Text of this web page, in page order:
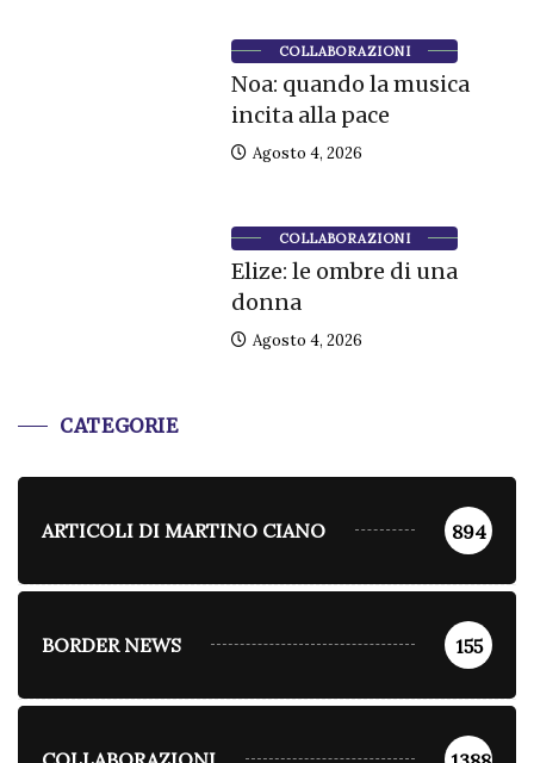
COLLABORAZIONI
Noa: quando la musica
incita alla pace
Agosto 4, 2026
COLLABORAZIONI
Elize: le ombre di una
donna
Agosto 4, 2026
CATEGORIE
ARTICOLI DI MARTINO CIANO 894
BORDER NEWS 155